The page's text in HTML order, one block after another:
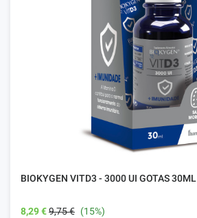
BIOKYGEN VITD3 - 3000 UI GOTAS 30ML
8,29 €9,75 € (15%)